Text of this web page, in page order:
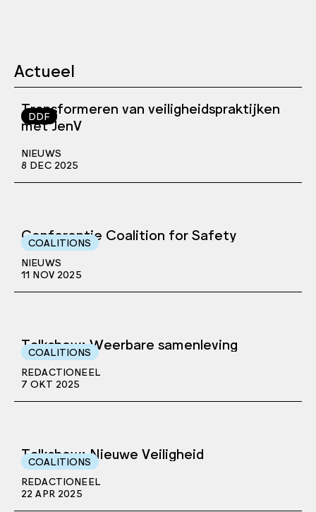
Actueel
DDF
Transformeren van veiligheidspraktijken
met JenV
NIEUWS
8 DEC 2025
COALITIONS
Conferentie Coalition for Safety
NIEUWS
11 NOV 2025
COALITIONS
Talkshow: Weerbare samenleving
REDACTIONEEL
7 OKT 2025
COALITIONS
Talkshow: Nieuwe Veiligheid
REDACTIONEEL
22 APR 2025